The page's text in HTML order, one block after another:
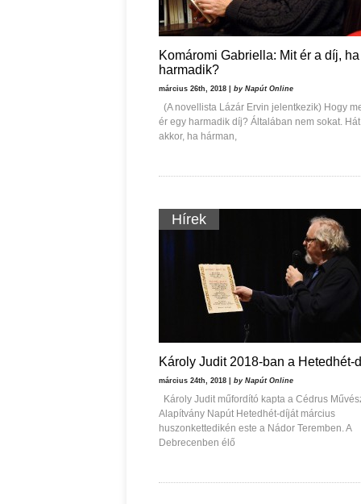
Komáromi Gabriella: Mit ér a díj, ha
harmadik?
március 26th, 2018 | by Napút Online
(A novellista Lázár Ervin jelentkezik) Hogy
ér egy harmadik díj? Általában nem sokat.
akkor, ha hárman,
Hírek
Károly Judit 2018-ban a Hetedhét-
március 24th, 2018 | by Napút Online
Károly Judit műfordító kapta a Cédrus
Alapítvány Napút Hetedhét-díját március
huszonkettedikén este a Nádor Teremben. A
Debrecenben élő